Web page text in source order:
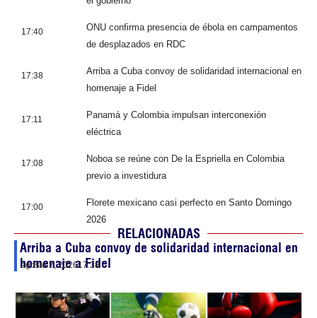
17:40
ONU confirma presencia de ébola en campamentos
de desplazados en RDC
17:38
Arriba a Cuba convoy de solidaridad internacional en
homenaje a Fidel
17:11
Panamá y Colombia impulsan interconexión
eléctrica
17:08
Noboa se reúne con De la Espriella en Colombia
previo a investidura
17:00
Florete mexicano casi perfecto en Santo Domingo
2026
RELACIONADAS
Arriba a Cuba convoy de solidaridad internacional en
homenaje a Fidel
agosto 7, 202617:38